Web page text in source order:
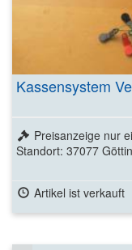
Kassensystem
Preisanzeige nur
Standort: 37077
Artikel ist verkauft